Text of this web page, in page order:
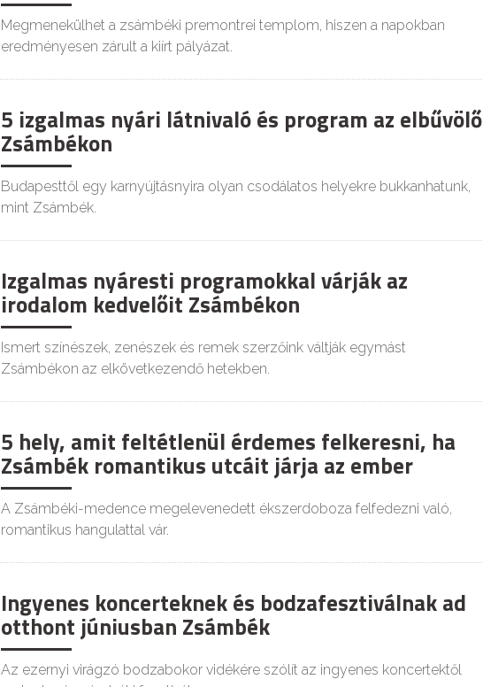
Megmenekülhet a zsámbéki premontrei templom, hiszen a napokban
eredményesen zárult a kiírt pályázat.
5 izgalmas nyári látnivaló és program az elbűvölő
Zsámbékon
Budapesttől egy karnyújtásnyira olyan csodálatos helyekre bukkanhatunk,
mint Zsámbék.
Izgalmas nyáresti programokkal várják az
irodalom kedvelőit Zsámbékon
Ismert színészek, zenészek és remek szerzőink váltják egymást
Zsámbékon az elkövetkezendő hetekben.
5 hely, amit feltétlenül érdemes felkeresni, ha
Zsámbék romantikus utcáit járja az ember
A Zsámbéki-medence megelevenedett ékszerdoboza felfedezni való,
romantikus hangulattal vár.
Ingyenes koncerteknek és bodzafesztiválnak ad
otthont júniusban Zsámbék
Az ezernyi virágzó bodzabokor vidékére szólít az ingyenes koncertektől